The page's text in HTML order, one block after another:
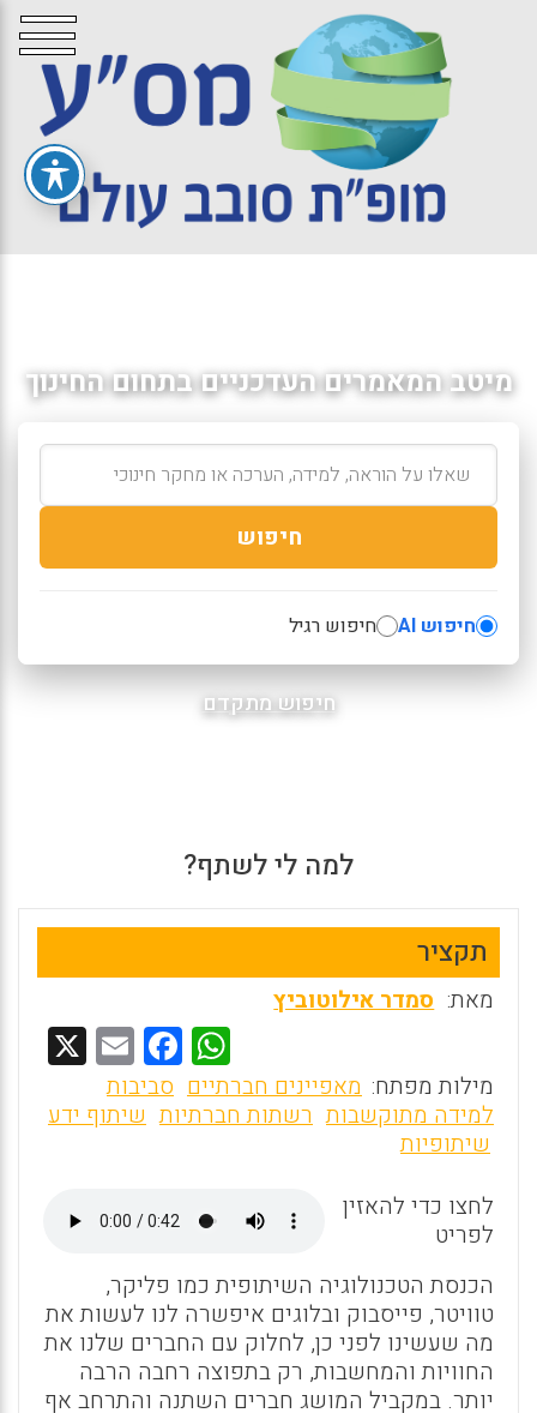
מיטב המאמרים העדכניים בתחום החינוך
חיפוש
חיפוש AI חיפוש רגיל
חיפוש מתקדם
למה לי לשתף?
תקציר
מאת: סמדר אילוטוביץ
W
h
at
A
p
p
F
a
ce
o
o
k
E
m
ai
מילות מפתח: מאפיינים חברתיים סביבות
למידה מתוקשבות רשתות חברתיות שיתוף ידע
שיתופיות
לחצו כדי להאזין
לפריט
הכנסת הטכנולוגיה השיתופית כמו פליקר,
טוויטר, פייסבוק ובלוגים איפשרה לנו לעשות את
מה שעשינו לפני כן, לחלוק עם החברים שלנו את
החוויות והמחשבות, רק בתפוצה רחבה הרבה
יותר. במקביל המושג חברים השתנה והתרחב אף